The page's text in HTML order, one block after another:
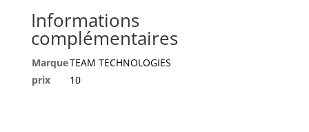
32A
TRI
20m
Informations
complémentaires
MarqueTEAM TECHNOLOGIES
prix
10